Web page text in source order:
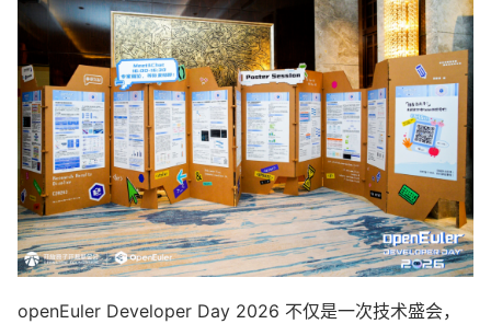
openEuler Developer Day 2026 不仅是一次技术盛会，